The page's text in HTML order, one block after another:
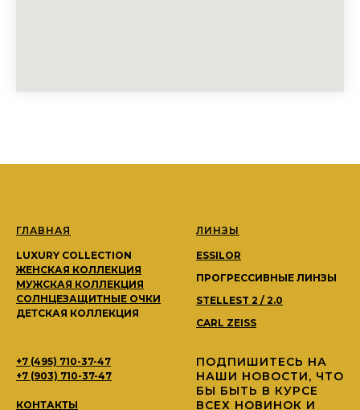
ГЛАВНАЯ
LUXURY COLLECTION
ЖЕНСКАЯ КОЛЛЕКЦИЯ
МУЖСКАЯ КОЛЛЕКЦИЯ
СОЛНЦЕЗАЩИТНЫЕ ОЧКИ
ДЕТСКАЯ КОЛЛЕКЦИЯ
ЛИНЗЫ
ESSILOR
ПРОГРЕССИВНЫЕ ЛИНЗЫ
STELLEST 2 / 2.0
CARL ZEISS
+7 (495) 710-37-47
+7 (903) 710-37-47
КОНТАКТЫ
ПОДПИШИТЕСЬ НА
НАШИ НОВОСТИ, ЧТО
БЫ БЫТЬ В КУРСЕ
ВСЕХ НОВИНОК И